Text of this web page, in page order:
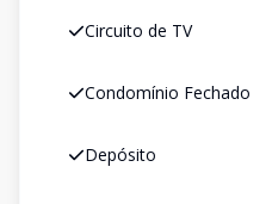
Circuito de TV
Condomínio Fechado
Depósito